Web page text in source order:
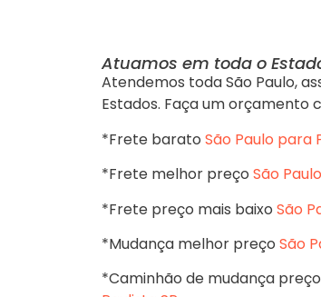
Atuamos em toda o
Atendemos toda São Paulo,
Estados. Faça um orçamento
*Frete barato São Paulo para
*Frete melhor preço São
*Frete preço mais baixo São
*Mudança melhor preço São
*Caminhão de mudança